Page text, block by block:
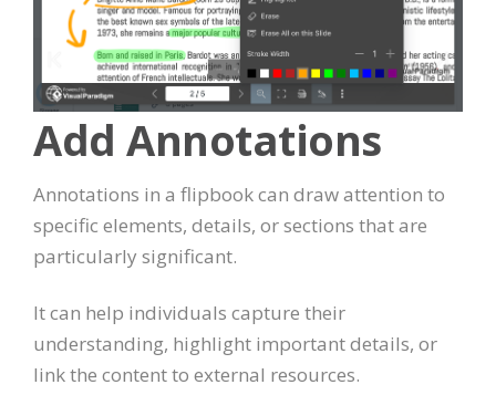
Add Annotations
Annotations in a flipbook can draw attention to
specific elements, details, or sections that are
particularly significant.
It can help individuals capture their
understanding, highlight important details, or
link the content to external resources.